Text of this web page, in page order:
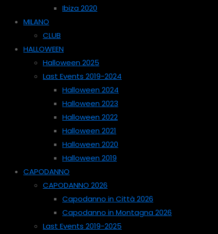
Ibiza 2020
MILANO
CLUB
HALLOWEEN
Halloween 2025
Last Events 2019-2024
Halloween 2024
Halloween 2023
Halloween 2022
Halloween 2021
Halloween 2020
Halloween 2019
CAPODANNO
CAPODANNO 2026
Capodanno in Città 2026
Capodanno in Montagna 2026
Last Events 2019-2025